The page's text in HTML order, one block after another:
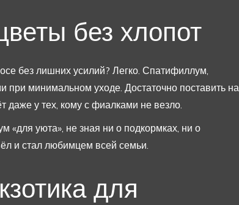
без хлопот
без лишних усилий? Легко. Спатифиллум,
при минимальном уходе. Достаточно поставить на
даже у тех, кому с фиалками не везло.
«для уюта», не зная ни о подкормках, ни о
и стал любимцем всей семьи.
для